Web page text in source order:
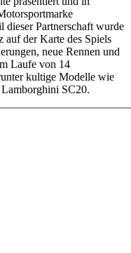
Partnerschaft wurde
auf der Karte des Spiels
neue Rennen und
Laufe von 14
kultige Modelle wie
SC20.